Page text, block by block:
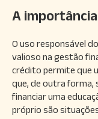
A
O uso responsável
valioso na gestão
crédito permite que
que, de outra forma,
financiar uma
próprio são